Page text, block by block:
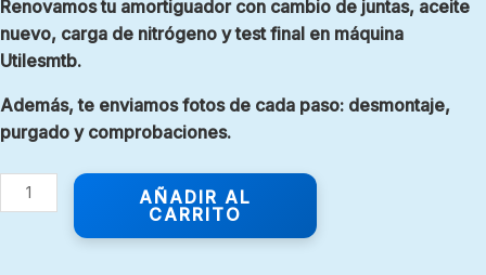
Renovamos tu amortiguador con cambio de juntas, aceite
nuevo, carga de nitrógeno y test final en máquina
Utilesmtb.
Además, te enviamos fotos de cada paso: desmontaje,
purgado y comprobaciones.
AÑADIR AL
CARRITO